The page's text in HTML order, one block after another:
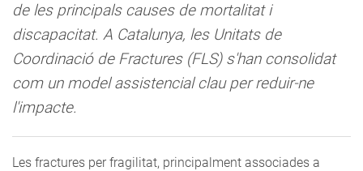
de les principals causes de mortalitat i
discapacitat. A Catalunya, les Unitats de
Coordinació de Fractures (FLS) s'han consolidat
com un model assistencial clau per reduir-ne
l'impacte.
Les fractures per fragilitat, principalment associades a